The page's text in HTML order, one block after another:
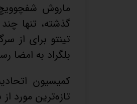
ماروش
گذشته، تنها
تینتو برای از
بلگراد به امضا
کمیسیون